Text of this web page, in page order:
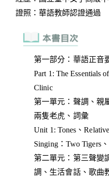
第一部分：華語正音
Part 1: The Essentials
Clinic
第一單元：聲調、親
兩隻老虎、詞彙
Unit 1: Tones、
Singing：Two Tigers
第二單元：第三聲變
調、生活會話、歌曲